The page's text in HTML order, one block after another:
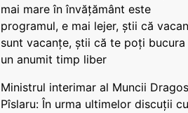
mai mare în învățământ este
programul, e mai lejer, știi că
sunt vacanţe, știi că te poți bucura
un anumit timp liber
Ministrul interimar al Muncii Dragos
Pîslaru: În urma ultimelor discuții cu